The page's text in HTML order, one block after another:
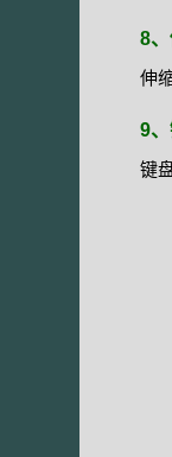
8
伸
9
键